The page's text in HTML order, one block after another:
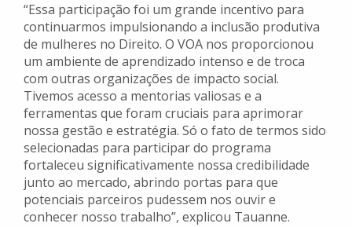
“Essa participação foi um grande incentivo para
continuarmos impulsionando a inclusão produtiva
de mulheres no Direito. O VOA nos proporcionou
um ambiente de aprendizado intenso e de troca
com outras organizações de impacto social.
Tivemos acesso a mentorias valiosas e a
ferramentas que foram cruciais para aprimorar
nossa gestão e estratégia. Só o fato de termos sido
selecionadas para participar do programa
fortaleceu significativamente nossa credibilidade
junto ao mercado, abrindo portas para que
potenciais parceiros pudessem nos ouvir e
conhecer nosso trabalho”, explicou Tauanne.